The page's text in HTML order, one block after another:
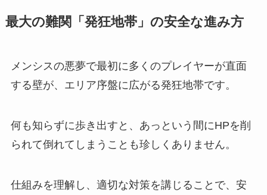
最大の難関「発狂地帯」の安全な進み方
メンシスの悪夢で最初に多くのプレイヤーが直面
する壁が、エリア序盤に広がる発狂地帯です。
何も知らずに歩き出すと、あっという間にHPを削
られて倒れてしまうことも珍しくありません。
仕組みを理解し、適切な対策を講じることで、安